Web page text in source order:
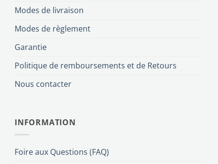
Modes de livraison
Modes de règlement
Garantie
Politique de remboursements et de Retours
Nous contacter
INFORMATION
Foire aux Questions (FAQ)